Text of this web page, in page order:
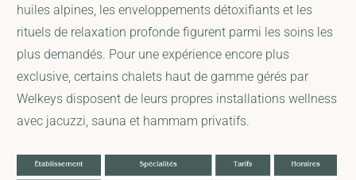
huiles alpines, les enveloppements détoxifiants et les
rituels de relaxation profonde figurent parmi les soins les
plus demandés. Pour une expérience encore plus
exclusive, certains chalets haut de gamme gérés par
Welkeys disposent de leurs propres installations wellness
avec jacuzzi, sauna et hammam privatifs.